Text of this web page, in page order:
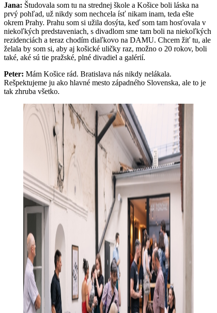
Jana: Študovala som tu na strednej škole a Košice boli láska na
prvý pohľad, už nikdy som nechcela ísť nikam inam, teda ešte
okrem Prahy. Prahu som si užila dosýta, keď som tam hosťovala v
niekoľkých predstaveniach, s divadlom sme tam boli na niekoľkých
rezidenciách a teraz chodím diaľkovo na DAMU. Chcem žiť tu, ale
želala by som si, aby aj košické uličky raz, možno o 20 rokov, boli
také, aké sú tie pražské, plné divadiel a galérií.
Peter: Mám Košice rád. Bratislava nás nikdy nelákala.
Rešpektujeme ju ako hlavné mesto západného Slovenska, ale to je
tak zhruba všetko.